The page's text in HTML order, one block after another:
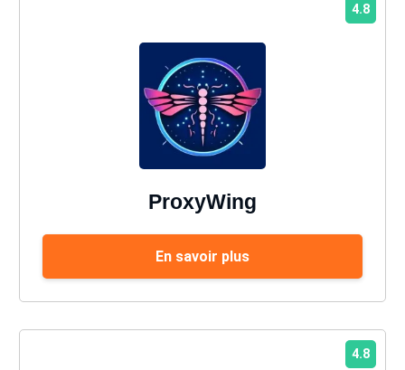
4.8
ProxyWing
En savoir plus
4.8